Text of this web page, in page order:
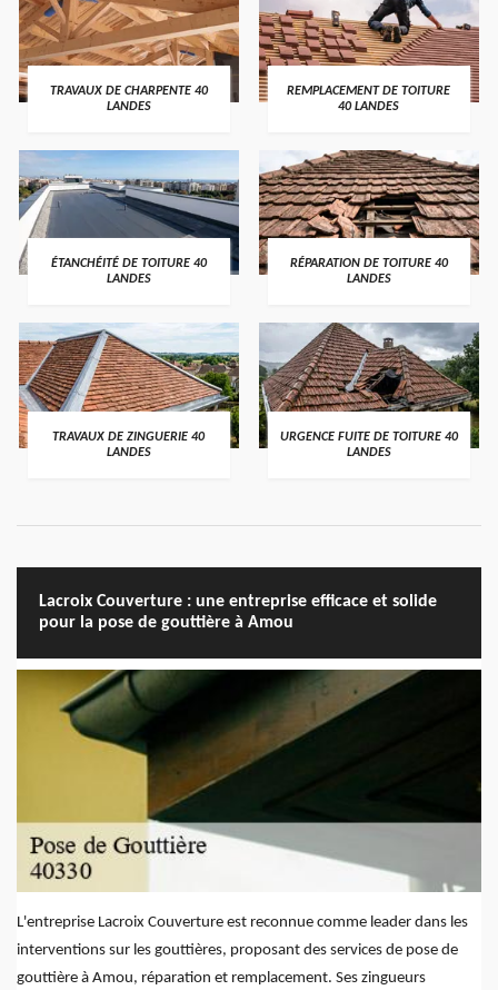
TRAVAUX DE CHARPENTE 40
LANDES
REMPLACEMENT DE TOITURE
40 LANDES
ÉTANCHÉITÉ DE TOITURE 40
LANDES
RÉPARATION DE TOITURE 40
LANDES
TRAVAUX DE ZINGUERIE 40
LANDES
URGENCE FUITE DE TOITURE 40
LANDES
Lacroix Couverture : une entreprise efficace et solide
pour la pose de gouttière à Amou
L'entreprise Lacroix Couverture est reconnue comme leader dans les
interventions sur les gouttières, proposant des services de pose de
gouttière à Amou, réparation et remplacement. Ses zingueurs